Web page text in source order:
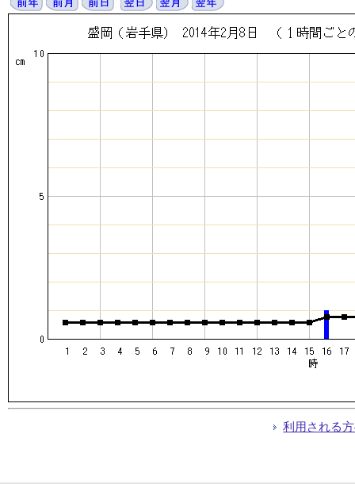
利用される